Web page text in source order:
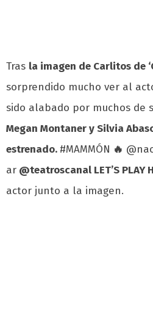
Tras la imagen de Carlitos de
sorprendido mucho ver al
sido alabado por muchos de
Megan Montaner y Silvia
estrenado. #MAMMÓN 🔥
ar @teatroscanal LET’S PLAY
actor junto a la imagen.